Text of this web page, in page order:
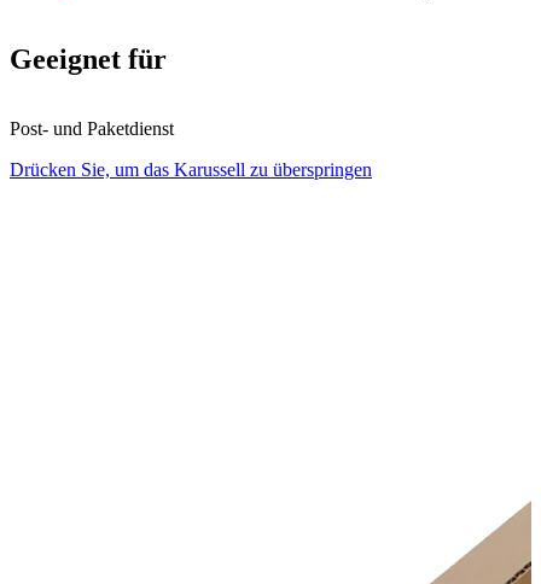
Geeignet für
Post- und Paketdienst
Drücken Sie, um das Karussell zu überspringen